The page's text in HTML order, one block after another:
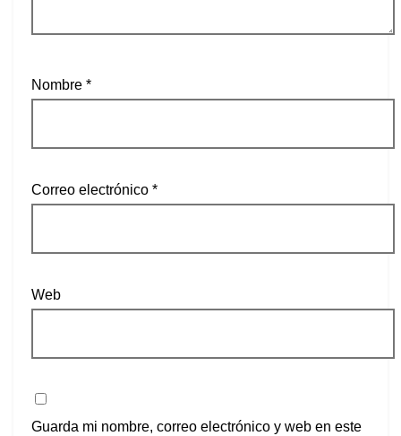
Nombre *
Correo electrónico *
Web
Guarda mi nombre, correo electrónico y web en este